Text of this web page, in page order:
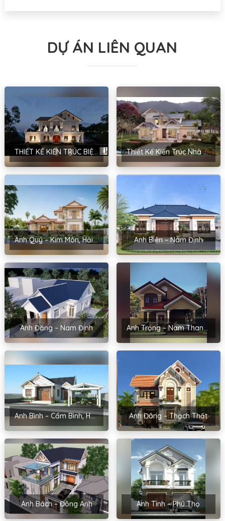
DỰ ÁN LIÊN QUAN
THIẾT KẾ KIẾN TRÚC BIỆT THỰ MÁI THÁI PHONG CÁCH TÂN CỔ ĐIỂN – ANH HOÀNG GIA LÝ Thiết Kế Kiến Trúc Nhà Đẹp Tại Hải Dương Cho Anh Hậu – Cẩm Bình
Anh Quý – Kim Môn, Hải Dương Anh Biên – Nam Định
Anh Đăng – Nam Định Anh Trọng – Nam Thanh, Hải Dương
Anh Bình – Cẩm Bình, Hải Dương Anh Đông – Thạch Thất
Anh Bách – Đông Anh Anh Tình – Phú Thọ